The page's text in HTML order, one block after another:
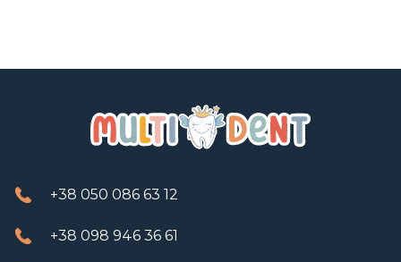
+38 050 086 63 12
+38 098 946 36 61